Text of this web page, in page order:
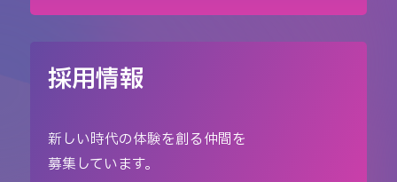
採用情報
新しい時代の体験を創る仲間を
募集しています。